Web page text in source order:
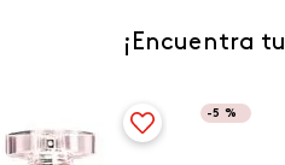
¡Encuentra
-5 %